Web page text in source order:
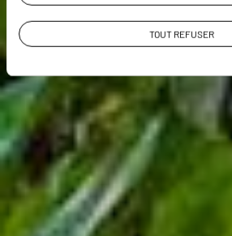
TOUT REFUSER